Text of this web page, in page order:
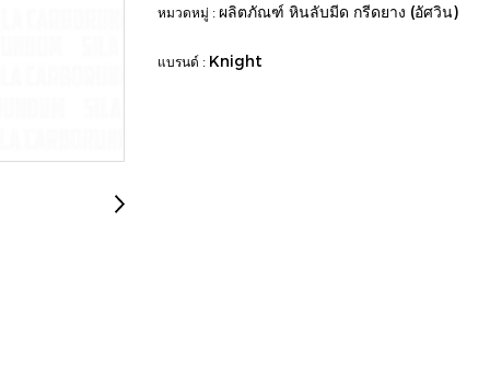
หมวดหมู่ : ผลิตภัณฑ์ หินลับมีด กรีดยาง (อัศวิน)
แบรนด์ : Knight